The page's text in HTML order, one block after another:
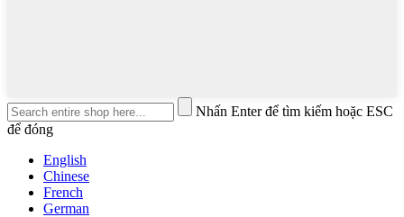
Nhấn Enter để tìm kiếm hoặc ESC
để đóng
English
Chinese
French
German